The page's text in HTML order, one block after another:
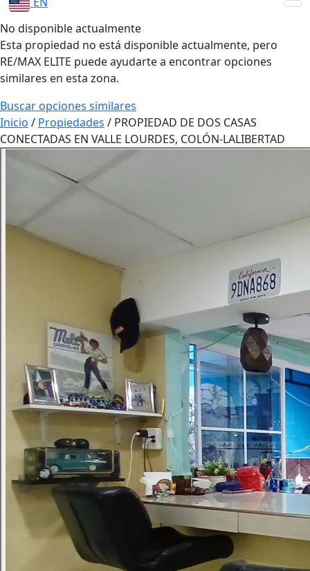
No disponible actualmente
Esta propiedad no está disponible actualmente, pero
RE/MAX ELITE puede ayudarte a encontrar opciones
similares en esta zona.
Buscar opciones similares
Inicio / Propiedades / PROPIEDAD DE DOS CASAS
CONECTADAS EN VALLE LOURDES, COLÓN-LALIBERTAD